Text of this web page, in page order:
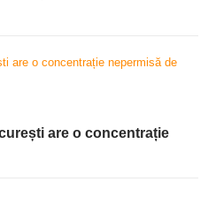
are o concentrație